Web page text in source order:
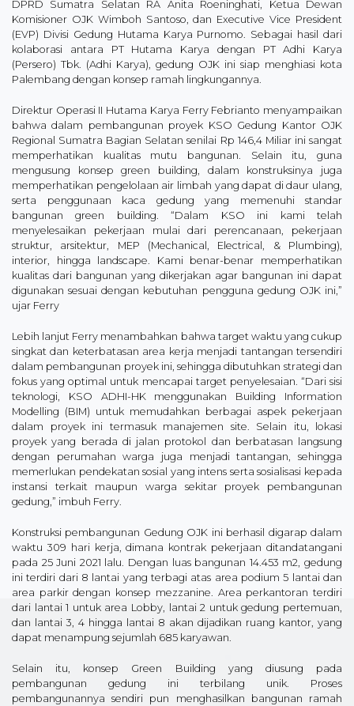
DPRD Sumatra Selatan RA Anita Roeninghati, Ketua Dewan
Komisioner OJK Wimboh Santoso, dan Executive Vice President
(EVP) Divisi Gedung Hutama Karya Purnomo. Sebagai hasil dari
kolaborasi antara PT Hutama Karya dengan PT Adhi Karya
(Persero) Tbk. (Adhi Karya), gedung OJK ini siap menghiasi kota
Palembang dengan konsep ramah lingkungannya.
Direktur Operasi II Hutama Karya Ferry Febrianto menyampaikan
bahwa dalam pembangunan proyek KSO Gedung Kantor OJK
Regional Sumatra Bagian Selatan senilai Rp 146,4 Miliar ini sangat
memperhatikan kualitas mutu bangunan. Selain itu, guna
mengusung konsep green building, dalam konstruksinya juga
memperhatikan pengelolaan air limbah yang dapat di daur ulang,
serta penggunaan kaca gedung yang memenuhi standar
bangunan green building. “Dalam KSO ini kami telah
menyelesaikan pekerjaan mulai dari perencanaan, pekerjaan
struktur, arsitektur, MEP (Mechanical, Electrical, & Plumbing),
interior, hingga landscape. Kami benar-benar memperhatikan
kualitas dari bangunan yang dikerjakan agar bangunan ini dapat
digunakan sesuai dengan kebutuhan pengguna gedung OJK ini,”
ujar Ferry
Lebih lanjut Ferry menambahkan bahwa target waktu yang cukup
singkat dan keterbatasan area kerja menjadi tantangan tersendiri
dalam pembangunan proyek ini, sehingga dibutuhkan strategi dan
fokus yang optimal untuk mencapai target penyelesaian. “Dari sisi
teknologi, KSO ADHI-HK menggunakan Building Information
Modelling (BIM) untuk memudahkan berbagai aspek pekerjaan
dalam proyek ini termasuk manajemen site. Selain itu, lokasi
proyek yang berada di jalan protokol dan berbatasan langsung
dengan perumahan warga juga menjadi tantangan, sehingga
memerlukan pendekatan sosial yang intens serta sosialisasi kepada
instansi terkait maupun warga sekitar proyek pembangunan
gedung,” imbuh Ferry.
Konstruksi pembangunan Gedung OJK ini berhasil digarap dalam
waktu 309 hari kerja, dimana kontrak pekerjaan ditandatangani
pada 25 Juni 2021 lalu. Dengan luas bangunan 14.453 m2, gedung
ini terdiri dari 8 lantai yang terbagi atas area podium 5 lantai dan
area parkir dengan konsep mezzanine. Area perkantoran terdiri
dari lantai 1 untuk area Lobby, lantai 2 untuk gedung pertemuan,
dan lantai 3, 4 hingga lantai 8 akan dijadikan ruang kantor, yang
dapat menampung sejumlah 685 karyawan.
Selain itu, konsep Green Building yang diusung pada
pembangunan gedung ini terbilang unik. Proses
pembangunannya sendiri pun menghasilkan bangunan ramah